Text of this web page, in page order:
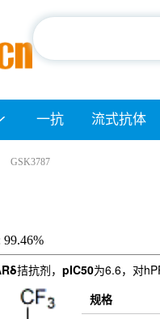
一抗 流式抗体
GSK3787
99.46%
拮抗剂， pIC50为6.6，对
规格